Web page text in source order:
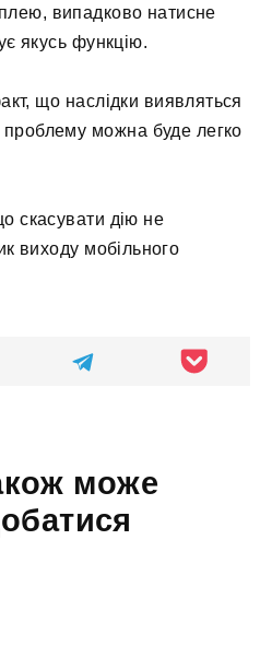
випадково натисне
якусь функцію.
що наслідки виявляться
можна буде легко
скасувати дію не
виходу мобільного
може